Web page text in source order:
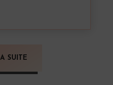
SUITE